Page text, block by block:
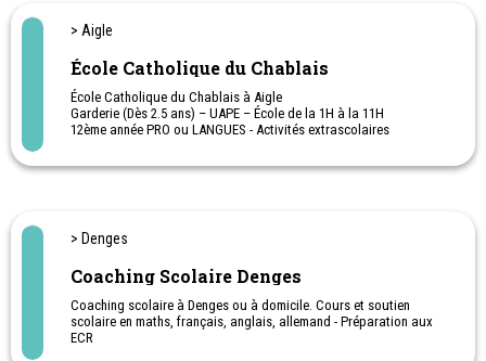
> Aigle
École Catholique du Chablais
École Catholique du Chablais à Aigle
Garderie (Dès 2.5 ans) – UAPE – École de la 1H à la 11H
12ème année PRO ou LANGUES - Activités extrascolaires
> Denges
Coaching Scolaire Denges
Coaching scolaire à Denges ou à domicile. Cours et soutien
scolaire en maths, français, anglais, allemand - Préparation aux
ECR